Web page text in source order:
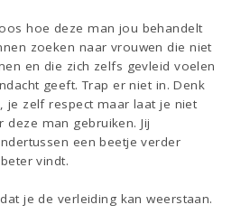
hoe deze man jou behandelt
zoeken naar vrouwen die niet
en die zich zelfs gevleid voelen
geeft. Trap er niet in. Denk
je zelf respect maar laat je niet
man gebruiken. Jij
een beetje verder
vindt.
je de verleiding kan weerstaan.